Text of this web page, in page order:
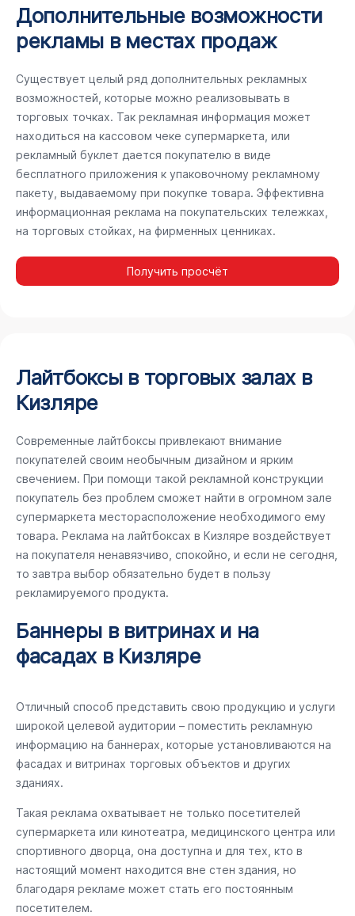
Дополнительные возможности
рекламы в местах продаж
Существует целый ряд дополнительных рекламных
возможностей, которые можно реализовывать в
торговых точках. Так рекламная информация может
находиться на кассовом чеке супермаркета, или
рекламный буклет дается покупателю в виде
бесплатного приложения к упаковочному рекламному
пакету, выдаваемому при покупке товара. Эффективна
информационная реклама на покупательских тележках,
на торговых стойках, на фирменных ценниках.
Получить просчёт
Лайтбоксы в торговых залах в
Кизляре
Современные лайтбоксы привлекают внимание
покупателей своим необычным дизайном и ярким
свечением. При помощи такой рекламной конструкции
покупатель без проблем сможет найти в огромном зале
супермаркета месторасположение необходимого ему
товара. Реклама на лайтбоксах в Кизляре воздействует
на покупателя ненавязчиво, спокойно, и если не сегодня,
то завтра выбор обязательно будет в пользу
рекламируемого продукта.
Баннеры в витринах и на
фасадах в Кизляре
Отличный способ представить свою продукцию и услуги
широкой целевой аудитории – поместить рекламную
информацию на баннерах, которые установливаются на
фасадах и витринах торговых объектов и других
зданиях.
Такая реклама охватывает не только посетителей
супермаркета или кинотеатра, медицинского центра или
спортивного дворца, она доступна и для тех, кто в
настоящий момент находится вне стен здания, но
благодаря рекламе может стать его постоянным
посетителем.